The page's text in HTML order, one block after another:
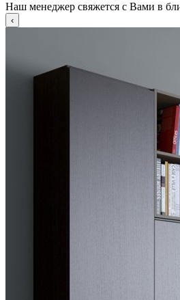
Наш менеджер свяжется с Вами в